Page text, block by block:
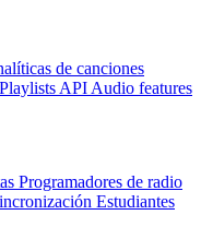
de canciones
Playlists API Audio features
Programadores de radio
Estudiantes